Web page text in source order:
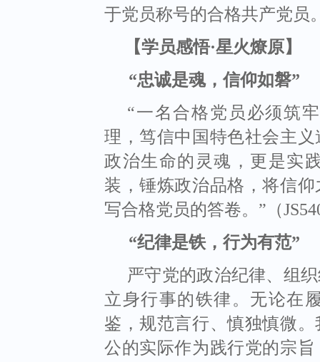
于党员称号的合格共产党员
【学员感悟·星火燎原】
“忠诚是魂，信仰如磐”
“一名合格党员必须筑
理，笃信中国特色社会主
政治生命的灵魂，更是实
装，锤炼政治品格，将信
写合格党员的答卷。”（
“纪律是铁，行为有范”
严守党的政治纪律、组
立身行事的铁律。无论在
鉴，规范言行、慎独慎微
公的实际作为践行党的宗